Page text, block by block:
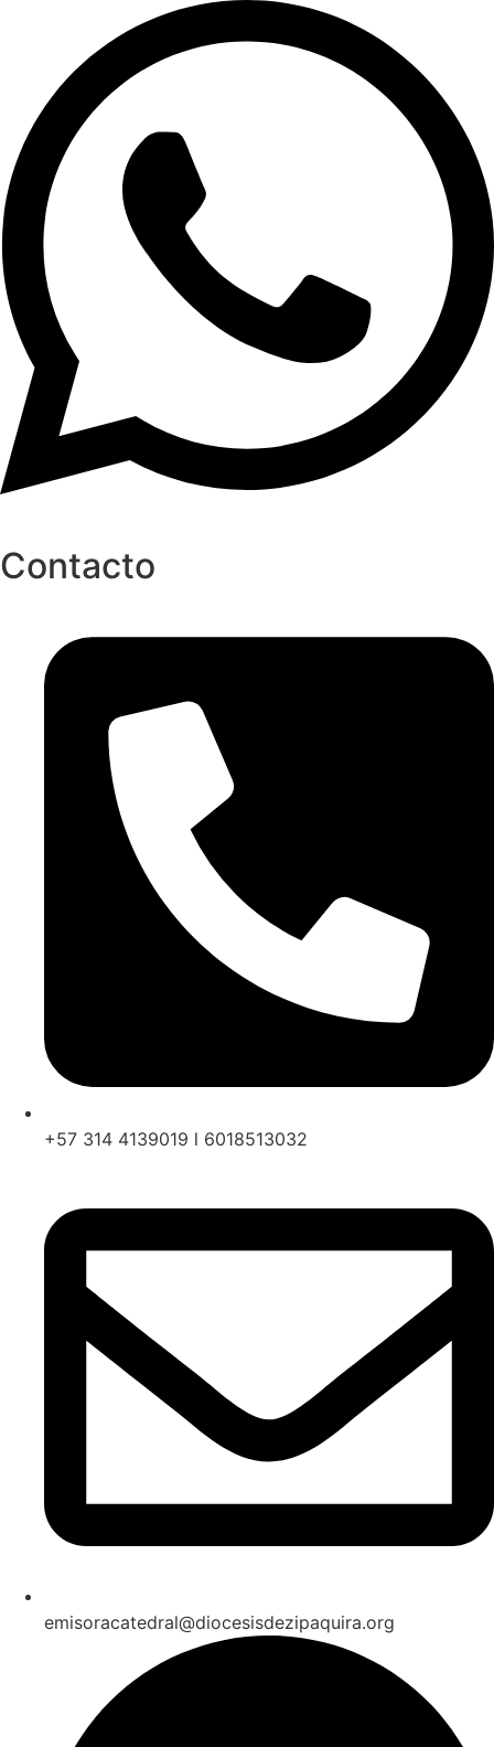
Contacto
+57 314 4139019 l 6018513032
emisoracatedral@diocesisdezipaquira.org